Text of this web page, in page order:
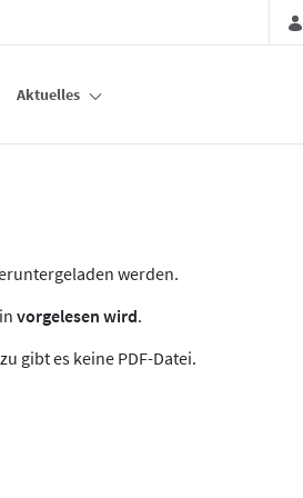
Aktuelles
werden.
vorgelesen wird.
gibt es keine PDF-Datei.